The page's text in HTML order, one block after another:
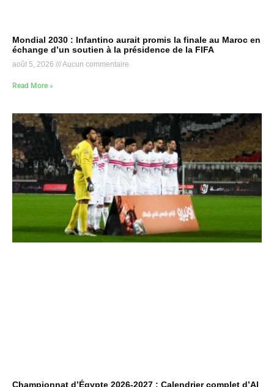
Mondial 2030 : Infantino aurait promis la finale au Maroc en
échange d’un soutien à la présidence de la FIFA
août 5, 2026 Aucun commentaire
Read More »
Championnat d’Égypte 2026-2027 : Calendrier complet d’Al